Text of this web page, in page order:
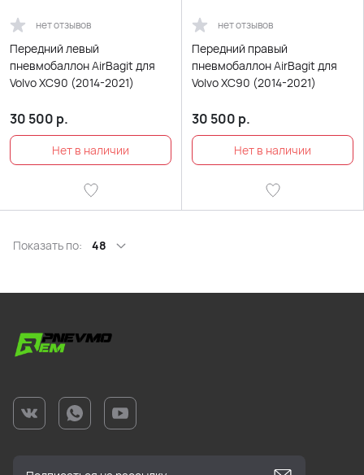
нет отзывов
Передний левый
пневмобаллон AirBagit для
Volvo XC90 (2014-2021)
30 500 р.
нет отзывов
Передний правый
пневмобаллон AirBagit для
Volvo XC90 (2014-2021)
30 500 р.
Показать по: 48